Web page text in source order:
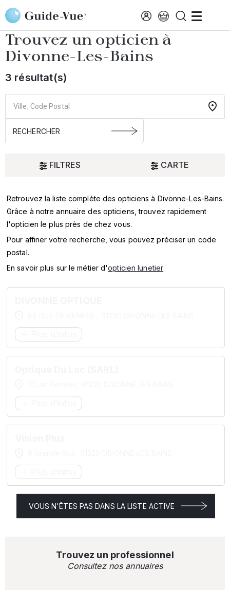
Aller au contenu principal
Accueil Choisir mon opticien Divonne-Les-Bains
Trouvez un opticien à
Divonne-Les-Bains
3 résultat(s)
FILTRES CARTE
Oui
SERVICES
MARQUES
Retrouvez la liste complète des opticiens à Divonne-Les-Bains.
Grâce à notre annuaire des opticiens, trouvez rapidement
l'opticien le plus près de chez vous.
Pour affiner votre recherche, vous pouvez préciser un code
postal.
En savoir plus sur le métier d'opticien lunetier
VOUS N'ÊTES PAS DANS LA LISTE ACTIVE
Trouvez un professionnel
Consultez nos annuaires